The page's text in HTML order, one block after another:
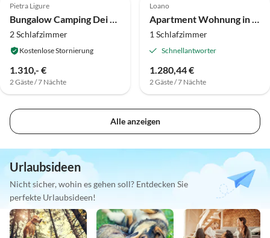
Pietra Ligure
2 Schlafzimmer
Kostenlose Stornierung
1.310,- €
2 Gäste / 7 Nächte
Loano
1 Schlafzimmer
Schnellantworter
1.280,44 €
2 Gäste / 7 Nächte
Alle anzeigen
Urlaubsideen
Nicht sicher, wohin es gehen soll? Entdecken Sie
perfekte Urlaubsideen!